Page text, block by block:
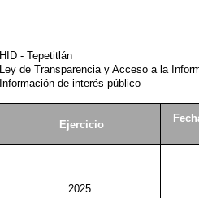
HID - Tepetitlán
Ley de Transparencia y Acceso a la
Información de interés público
Ejercicio
2025